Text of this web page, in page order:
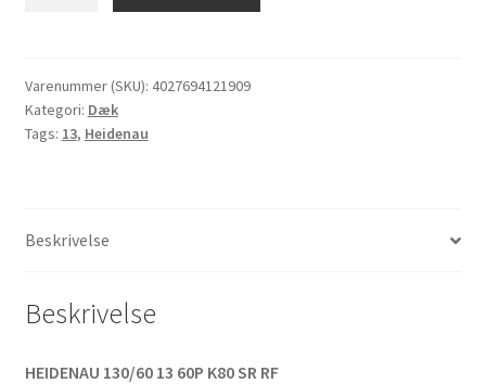
130/60
-
13
antal
Varenummer (SKU): 4027694121909
Kategori: Dæk
Tags: 13, Heidenau
Beskrivelse
Beskrivelse
HEIDENAU 130/60 13 60P K80 SR RF